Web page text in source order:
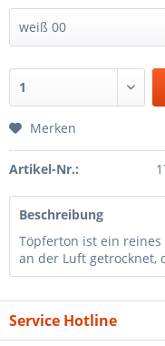
Merken
Artikel-Nr.:
Beschreibung
Töpferton ist ein
an der Luft getrocknet,
Service Hotline